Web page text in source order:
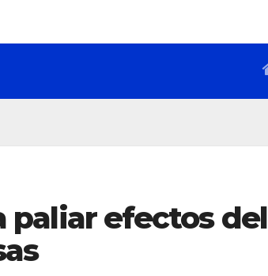
paliar efectos del